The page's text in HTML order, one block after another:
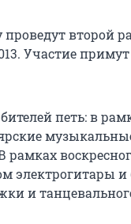
проведут второй
Участие
петь: в
электрогитары и
и